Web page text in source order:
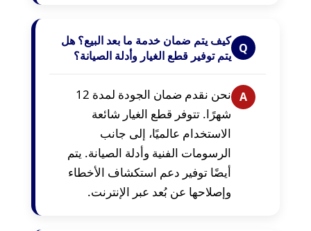
Q كيف يتم ضمان خدمة ما بعد البيع؟ هل
يتم توفير قطع الغيار وأدلة الصيانة؟
A
نحن نقدم ضمان الجودة لمدة 12
شهرًا. تتوفر قطع الغيار شائعة
الاستخدام عالميًا، إلى جانب
الرسومات الفنية وأدلة الصيانة. يتم
أيضًا توفير دعم استكشاف الأخطاء
وإصلاحها عن بُعد عبر الإنترنت.